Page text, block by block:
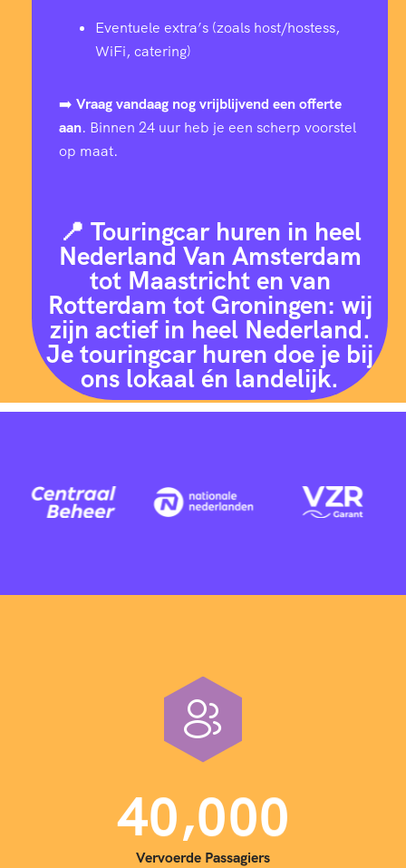
Eventuele extra’s (zoals host/hostess,
WiFi, catering)
➡️ Vraag vandaag nog vrijblijvend een offerte
aan. Binnen 24 uur heb je een scherp voorstel
op maat.
📍 Touringcar huren in heel
Nederland Van Amsterdam
tot Maastricht en van
Rotterdam tot Groningen: wij
zijn actief in heel Nederland.
Je touringcar huren doe je bij
ons lokaal én landelijk.
40,000
Vervoerde Passagiers